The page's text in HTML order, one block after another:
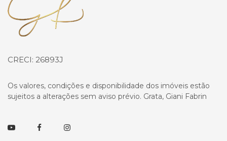
CRECI: 26893J
Os valores, condições e disponibilidade dos imóveis estão
sujeitos a alterações sem aviso prévio. Grata, Giani Fabrin
YoutubeFacebookInstagram